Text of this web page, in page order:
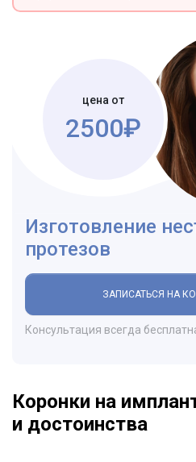
цена от
2500₽
Изготовление
протезов
ЗАПИСАТЬСЯ НА
Консультация всегда
Коронки на
и достоинства